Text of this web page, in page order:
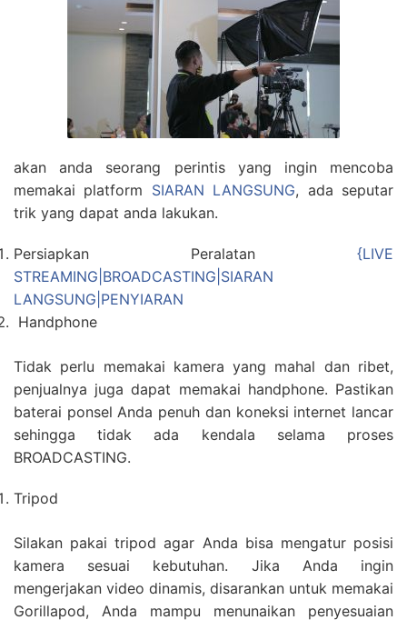
akan anda seorang perintis yang ingin mencoba
memakai platform SIARAN LANGSUNG, ada seputar
trik yang dapat anda lakukan.
Persiapkan Peralatan {LIVE
STREAMING|BROADCASTING|SIARAN
LANGSUNG|PENYIARAN
Handphone
Tidak perlu memakai kamera yang mahal dan ribet,
penjualnya juga dapat memakai handphone. Pastikan
baterai ponsel Anda penuh dan koneksi internet lancar
sehingga tidak ada kendala selama proses
BROADCASTING.
Tripod
Silakan pakai tripod agar Anda bisa mengatur posisi
kamera sesuai kebutuhan. Jika Anda ingin
mengerjakan video dinamis, disarankan untuk memakai
Gorillapod, Anda mampu menunaikan penyesuaian